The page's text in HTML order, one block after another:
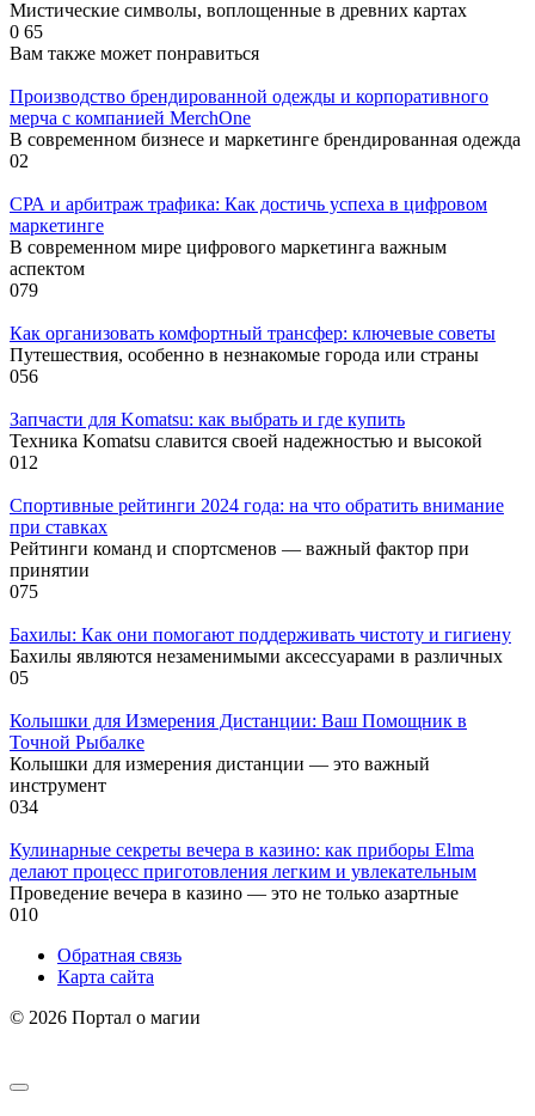
Мистические символы, воплощенные в древних картах
0 65
Вам также может понравиться
Производство брендированной одежды и корпоративного
мерча с компанией MerchOne
В современном бизнесе и маркетинге брендированная одежда
02
СРА и арбитраж трафика: Как достичь успеха в цифровом
маркетинге
В современном мире цифрового маркетинга важным
аспектом
079
Как организовать комфортный трансфер: ключевые советы
Путешествия, особенно в незнакомые города или страны
056
Запчасти для Komatsu: как выбрать и где купить
Техника Komatsu славится своей надежностью и высокой
012
Спортивные рейтинги 2024 года: на что обратить внимание
при ставках
Рейтинги команд и спортсменов — важный фактор при
принятии
075
Бахилы: Как они помогают поддерживать чистоту и гигиену
Бахилы являются незаменимыми аксессуарами в различных
05
Колышки для Измерения Дистанции: Ваш Помощник в
Точной Рыбалке
Колышки для измерения дистанции — это важный
инструмент
034
Кулинарные секреты вечера в казино: как приборы Elma
делают процесс приготовления легким и увлекательным
Проведение вечера в казино — это не только азартные
010
Обратная связь
Карта сайта
© 2026 Портал о магии